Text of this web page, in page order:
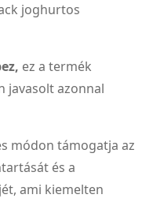
joghurtos
ez a termék
javasolt azonnal
módon támogatja az
és a
ami kiemelten